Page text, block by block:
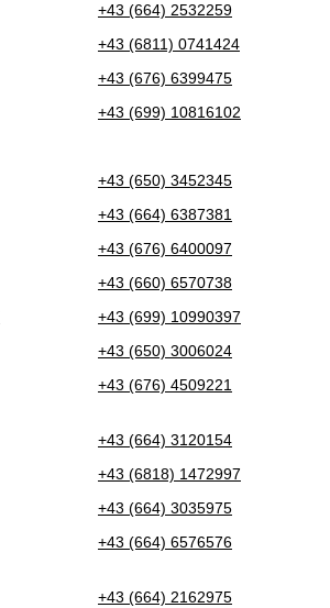
+43 (664) 2532259
+43 (6811) 0741424
+43 (676) 6399475
+43 (699) 10816102
+43 (650) 3452345
+43 (664) 6387381
+43 (676) 6400097
+43 (660) 6570738
+43 (699) 10990397
+43 (650) 3006024
+43 (676) 4509221
+43 (664) 3120154
+43 (6818) 1472997
+43 (664) 3035975
+43 (664) 6576576
+43 (664) 2162975